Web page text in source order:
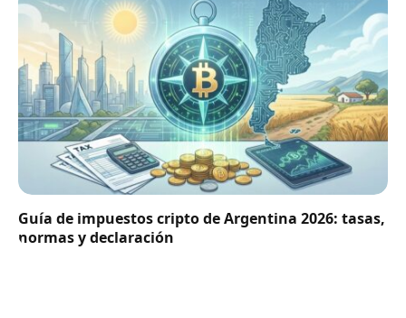
Guía de impuestos cripto de Argentina 2026: tasas,
normas y declaración